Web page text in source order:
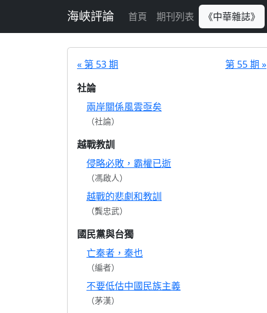
海峽評論 首頁 期刊列表 《中華雜誌》
« 第 53 期
第 55 期 »
社論
兩岸關係風雲亟矣
（社論）
越戰教訓
侵略必敗，霸權已逝
（馮啟人）
越戰的悲劇和教訓
（龔忠武）
國民黨與台獨
亡秦者，秦也
（編者）
不要低估中國民族主義
（茅漢）